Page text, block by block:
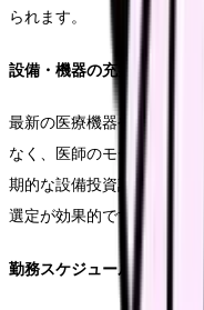
られます。
設備・機器の充実
最新の医療機器や診断設備
なく、医師のモチベーショ
期的な設備投資計画の策定
選定が効果的です。
勤務スケジュールの最適化